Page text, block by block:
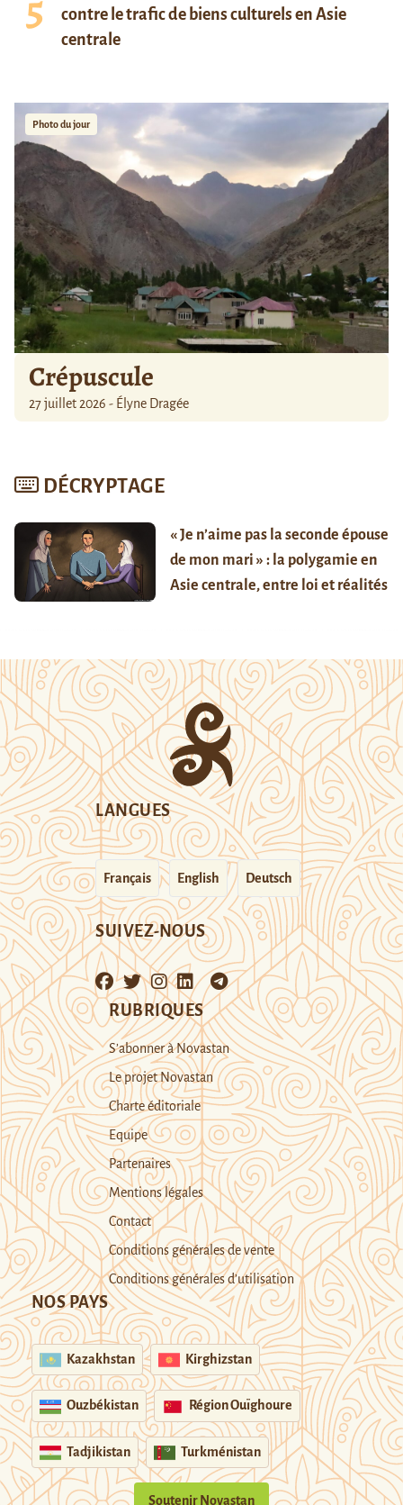
contre le trafic de biens culturels en Asie
centrale
Photo du jour
Crépuscule
27 juillet 2026 - Élyne Dragée
DÉCRYPTAGE
« Je n’aime pas la seconde épouse
de mon mari » : la polygamie en
Asie centrale, entre loi et réalités
LANGUES
Français English Deutsch
SUIVEZ-NOUS
RUBRIQUES
S’abonner à Novastan
Le projet Novastan
Charte éditoriale
Equipe
Partenaires
Mentions légales
Contact
Conditions générales de vente
Conditions générales d’utilisation
NOS PAYS
Kazakhstan Kirghizstan
Ouzbékistan Région Ouïghoure
Tadjikistan Turkménistan
Soutenir Novastan